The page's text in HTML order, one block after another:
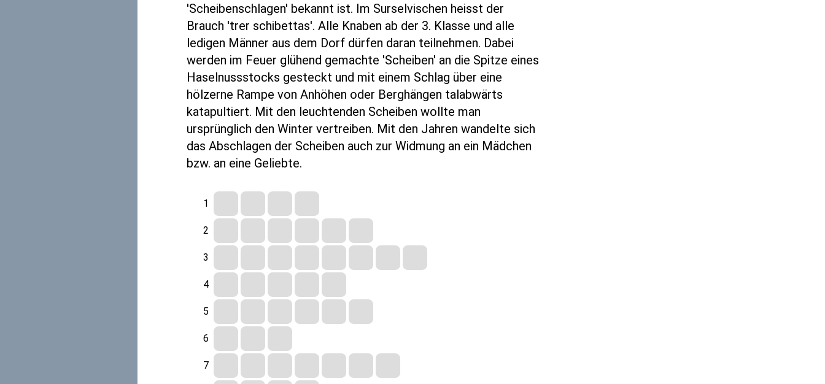
'Scheibenschlagen' bekannt ist. Im Surselvischen heisst der
Brauch 'trer schibettas'. Alle Knaben ab der 3. Klasse und alle
ledigen Männer aus dem Dorf dürfen daran teilnehmen. Dabei
werden im Feuer glühend gemachte 'Scheiben' an die Spitze eines
Haselnussstocks gesteckt und mit einem Schlag über eine
hölzerne Rampe von Anhöhen oder Berghängen talabwärts
katapultiert. Mit den leuchtenden Scheiben wollte man
ursprünglich den Winter vertreiben. Mit den Jahren wandelte sich
das Abschlagen der Scheiben auch zur Widmung an ein Mädchen
bzw. an eine Geliebte.